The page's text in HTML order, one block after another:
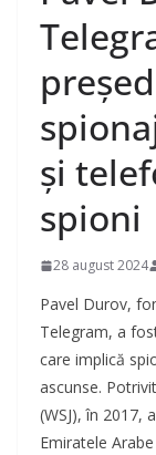
și
spioni
28 august 2024
Pavel Durov,
Telegram, a
care implică
ascunse.
(WSJ), în 2017,
Emiratele